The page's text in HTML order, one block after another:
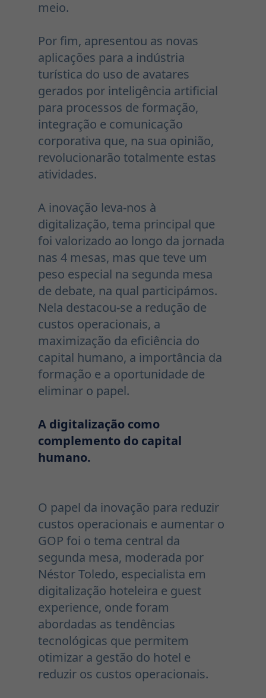
meio.
Por fim, apresentou as novas
aplicações para a indústria
turística do uso de avatares
gerados por inteligência artificial
para processos de formação,
integração e comunicação
corporativa que, na sua opinião,
revolucionarão totalmente estas
atividades.
A inovação leva-nos à
digitalização, tema principal que
foi valorizado ao longo da jornada
nas 4 mesas, mas que teve um
peso especial na segunda mesa
de debate, na qual participámos.
Nela destacou-se a redução de
custos operacionais, a
maximização da eficiência do
capital humano, a importância da
formação e a oportunidade de
eliminar o papel.
A digitalização como
complemento do capital
humano.
O papel da inovação para reduzir
custos operacionais e aumentar o
GOP foi o tema central da
segunda mesa, moderada por
Néstor Toledo, especialista em
digitalização hoteleira e guest
experience, onde foram
abordadas as tendências
tecnológicas que permitem
otimizar a gestão do hotel e
reduzir os custos operacionais.